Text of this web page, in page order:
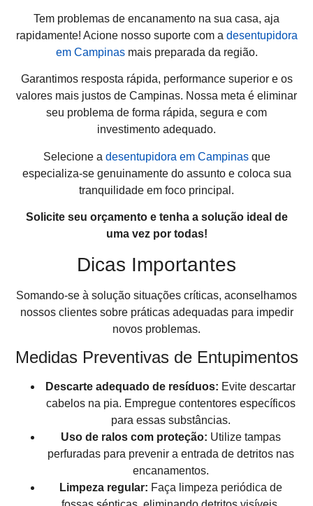
Tem problemas de encanamento na sua casa, aja
rapidamente! Acione nosso suporte com a desentupidora
em Campinasmais preparada da região.
Garantimos resposta rápida, performance superior e os
valores mais justos de Campinas. Nossa meta é eliminar
seu problema de forma rápida, segura e com
investimento adequado.
Selecione a desentupidora em Campinasque
especializa-se genuinamente do assunto e coloca sua
tranquilidade em foco principal.
Solicite seu orçamento e tenha a solução ideal de
uma vez por todas!
Dicas Importantes
Somando-se à solução situações críticas, aconselhamos
nossos clientes sobre práticas adequadas para impedir
novos problemas.
Medidas Preventivas de Entupimentos
Descarte adequado de resíduos: Evite descartar
cabelos na pia. Empregue contentores específicos
para essas substâncias.
Uso de ralos com proteção: Utilize tampas
perfuradas para prevenir a entrada de detritos nas
encanamentos.
Limpeza regular: Faça limpeza periódica de